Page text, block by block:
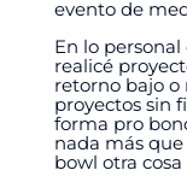
evento de
En lo
realicé
retorno bajo
proyectos sin
forma pro
nada más
bowl otra